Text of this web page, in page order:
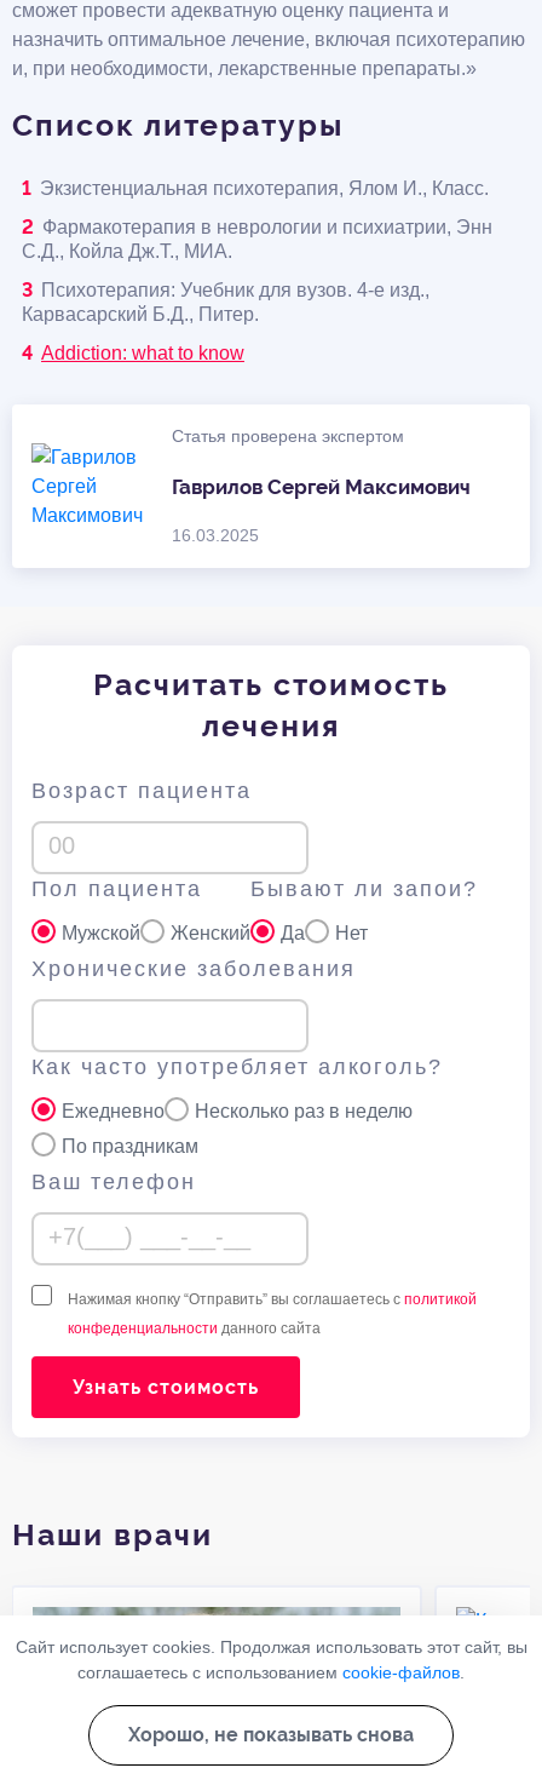
сможет провести адекватную оценку пациента и
назначить оптимальное лечение, включая психотерапию
и, при необходимости, лекарственные препараты.»
Список литературы
Экзистенциальная психотерапия, Ялом И., Класс.
Фармакотерапия в неврологии и психиатрии, Энн
С.Д., Койла Дж.Т., МИА.
Психотерапия: Учебник для вузов. 4-е изд.,
Карвасарский Б.Д., Питер.
Addiction: what to know
Статья проверена экспертом
Гаврилов Сергей Максимович
16.03.2025
Расчитать стоимость
лечения
Возраст пациента
Пол пациента
Мужской Женский
Бывают ли запои?
Да Нет
Хронические заболевания
Как часто употребляет алкоголь?
Ежедневно
Несколько раз в неделю
По праздникам
Ваш телефон
Нажимая кнопку “Отправить” вы соглашаетесь с политикой
конфеденциальности данного сайта
Узнать стоимость
Наши врачи
Сайт использует cookies. Продолжая использовать этот сайт, вы
соглашаетесь с использованием cookie-файлов
Хорошо, не показывать снова